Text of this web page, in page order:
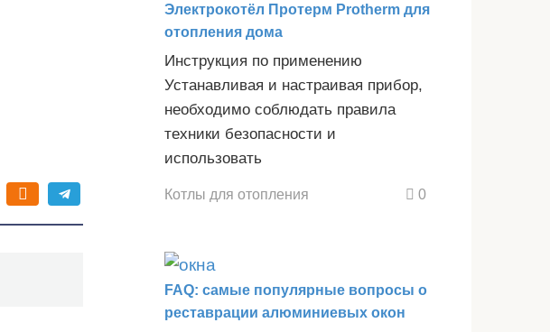
Электрокотёл Протерм Protherm для
отопления дома
Инструкция по применению
Устанавливая и настраивая прибор,
необходимо соблюдать правила
техники безопасности и
использовать
Котлы для отопления 0
FAQ: самые популярные вопросы о
реставрации алюминиевых окон